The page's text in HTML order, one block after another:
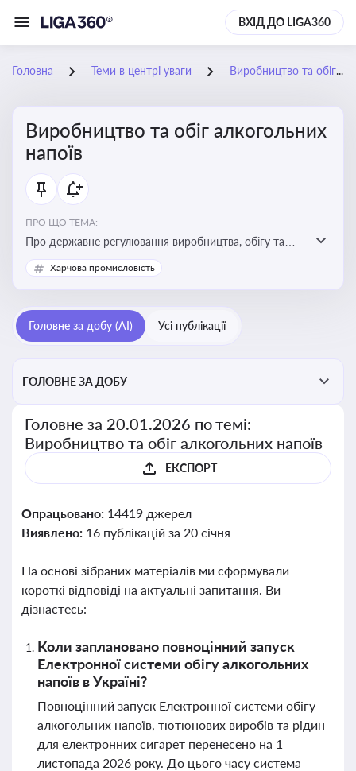
ВХІД ДО LIGA360
Головна Теми в центрі уваги Виробництво та обіг алкогольних напоїв
Виробництво та обіг алкогольних
напоїв
ПРО ЩО ТЕМА:
Про державне регулювання виробництва, обігу та
оподаткування алкогольної продукції, про
ліцензування та правові ризики
Харчова промисловість
Головне за добу (AI) Усі публікації
ГОЛОВНЕ ЗА ДОБУ
Головне за 20.01.2026 по темі:
Виробництво та обіг алкогольних напоїв
ЕКСПОРТ
Опрацьовано: 14419 джерел
Виявлено: 16 публікацій за 20 січня
На основі зібраних матеріалів ми сформували
короткі відповіді на актуальні запитання. Ви
дізнаєтесь:
Коли заплановано повноцінний запуск
Електронної системи обігу алкогольних
напоїв в Україні?
Повноцінний запуск Електронної системи обігу
алкогольних напоїв, тютюнових виробів та рідин
для електронних сигарет перенесено на 1
листопада 2026 року. До цього часу система